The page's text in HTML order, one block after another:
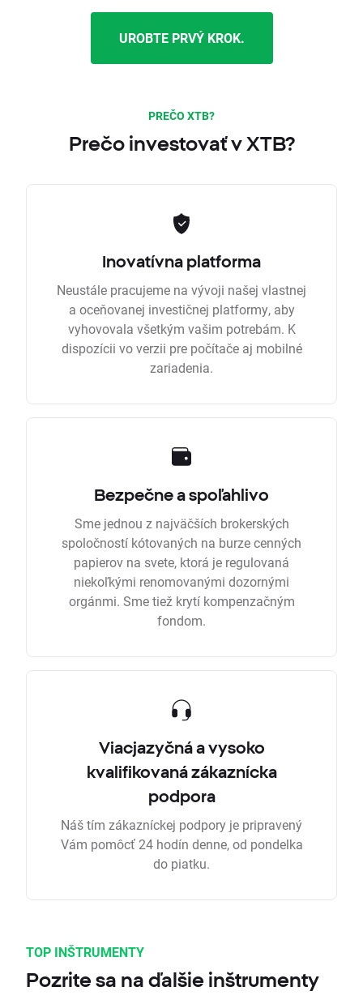
UROBTE PRVÝ KROK.
PREČO XTB?
Prečo investovať v XTB?
Inovatívna platforma
Neustále pracujeme na vývoji našej vlastnej
a oceňovanej investičnej platformy, aby
vyhovovala všetkým vašim potrebám. K
dispozícii vo verzii pre počítače aj mobilné
zariadenia.
Bezpečne a spoľahlivo
Sme jednou z najväčších brokerských
spoločností kótovaných na burze cenných
papierov na svete, ktorá je regulovaná
niekoľkými renomovanými dozornými
orgánmi. Sme tiež krytí kompenzačným
fondom.
Viacjazyčná a vysoko
kvalifikovaná zákaznícka
podpora
Náš tím zákazníckej podpory je pripravený
Vám pomôcť 24 hodín denne, od pondelka
do piatku.
TOP INŠTRUMENTY
Pozrite sa na ďalšie inštrumenty